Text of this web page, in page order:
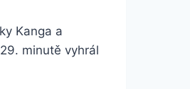
Kanga a
minutě vyhrál